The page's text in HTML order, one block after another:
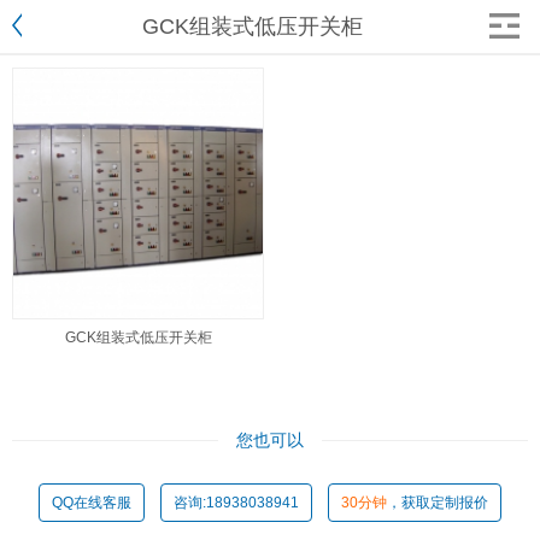
GCK组装式低压开关柜
GCK组装式低压开关柜
您也可以
QQ在线客服 咨询:18938038941 30分钟 ，获取定制报价